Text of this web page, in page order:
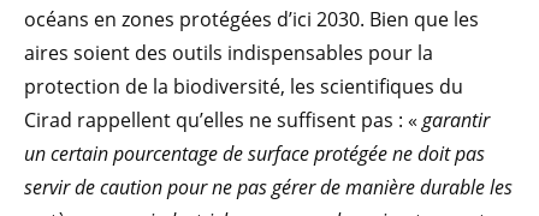
océans en zones protégées d’ici 2030. Bien que les
aires soient des outils indispensables pour la
protection de la biodiversité, les scientifiques du
Cirad rappellent qu’elles ne suffisent pas : « garantir
un certain pourcentage de surface protégée ne doit pas
servir de caution pour ne pas gérer de manière durable les